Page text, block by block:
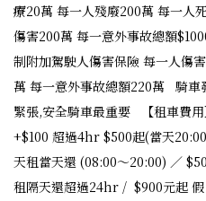
療20萬 每一人殘廢200萬 每一人
傷害200萬 每一意外事故總額
制附加駕駛人傷害保險 每一人傷
萬 每一意外事故總額220萬 騎車
緊張,安全騎車最重要 【租車費
+$100 超過4hr $500起(當天
天租當天還 (08:00～20:00) ／
租隔天還超過24hr / $900元起